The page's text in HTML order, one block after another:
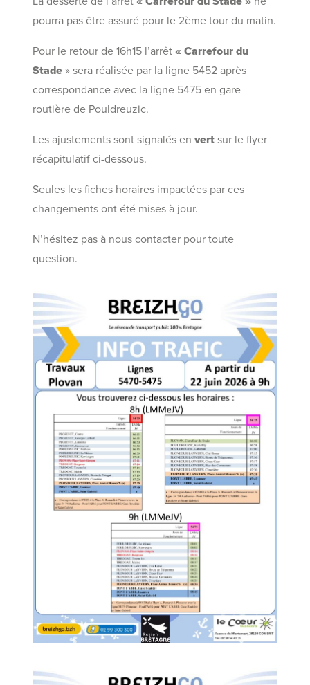
pourra pas être assuré pour le 2ème tour du matin.
Pour le retour de 16h15 l’arrêt« Carrefour du
Stade » sera réalisée par la ligne 5452 après
correspondance avec la ligne 5475 en gare
routière de Pouldreuzic.
Les ajustements sont signalés envert sur le flyer
récapitulatif ci-dessous.
Seules les fiches horaires impactées par ces
changements ont été mises à jour.
N’hésitez pas à nous contacter pour toute
question.